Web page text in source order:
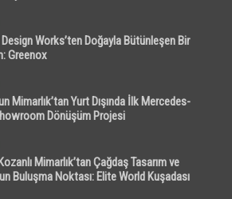
Works’ten Doğayla Bütünleşen Bir
Greenox
Mimarlık’tan Yurt Dışında İlk Mercedes-
Dönüşüm Projesi
Mimarlık’tan Çağdaş Tasarım ve
Buluşma Noktası: Elite World Kuşadası